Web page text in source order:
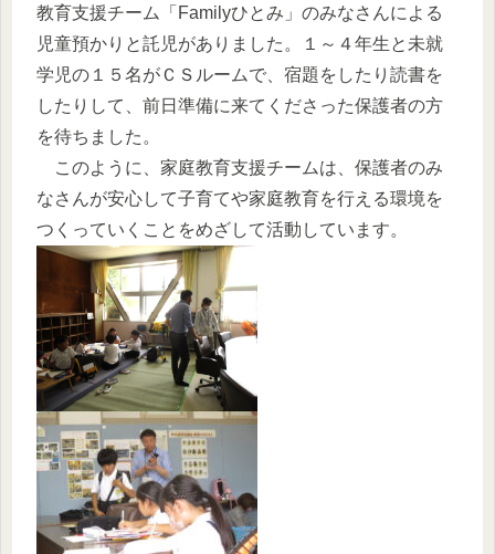
教育支援チーム「Familyひとみ」のみなさんによる
児童預かりと託児がありました。１～４年生と未就
学児の１５名がＣＳルームで、宿題をしたり読書を
したりして、前日準備に来てくださった保護者の方
を待ちました。
このように、家庭教育支援チームは、保護者のみ
なさんが安心して子育てや家庭教育を行える環境を
つくっていくことをめざして活動しています。